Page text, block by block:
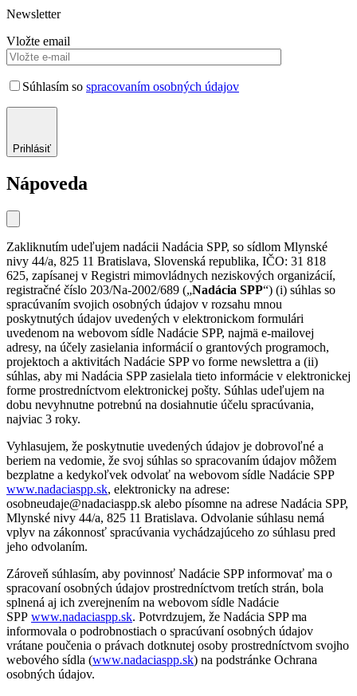
Newsletter
Vložte email
Súhlasím so spracovaním osobných údajov
Prihlásiť
Nápoveda
Zakliknutím udeľujem nadácii Nadácia SPP, so sídlom Mlynské
nivy 44/a, 825 11 Bratislava, Slovenská republika, IČO: 31 818
625, zapísanej v Registri mimovládnych neziskových organizácií,
registračné číslo 203/Na-2002/689 („Nadácia SPP“) (i) súhlas so
spracúvaním svojich osobných údajov v rozsahu mnou
poskytnutých údajov uvedených v elektronickom formulári
uvedenom na webovom sídle Nadácie SPP, najmä e-mailovej
adresy, na účely zasielania informácií o grantových programoch,
projektoch a aktivitách Nadácie SPP vo forme newslettra a (ii)
súhlas, aby mi Nadácia SPP zasielala tieto informácie v elektronickej
forme prostredníctvom elektronickej pošty. Súhlas udeľujem na
dobu nevyhnutne potrebnú na dosiahnutie účelu spracúvania,
najviac 3 roky.
Vyhlasujem, že poskytnutie uvedených údajov je dobrovoľné a
beriem na vedomie, že svoj súhlas so spracovaním údajov môžem
bezplatne a kedykoľvek odvolať na webovom sídle Nadácie SPP
www.nadaciaspp.sk, elektronicky na adrese:
osobneudaje@nadaciaspp.sk alebo písomne na adrese Nadácia SPP,
Mlynské nivy 44/a, 825 11 Bratislava. Odvolanie súhlasu nemá
vplyv na zákonnosť spracúvania vychádzajúceho zo súhlasu pred
jeho odvolaním.
Zároveň súhlasím, aby povinnosť Nadácie SPP informovať ma o
spracovaní osobných údajov prostredníctvom tretích strán, bola
splnená aj ich zverejnením na webovom sídle Nadácie
SPP www.nadaciaspp.sk. Potvrdzujem, že Nadácia SPP ma
informovala o podrobnostiach o spracúvaní osobných údajov
vrátane poučenia o právach dotknutej osoby prostredníctvom svojho
webového sídla (www.nadaciaspp.sk) na podstránke Ochrana
osobných údajov.